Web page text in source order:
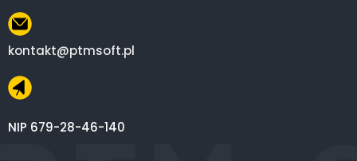
kontakt@ptmsoft.pl
NIP 679-28-46-140